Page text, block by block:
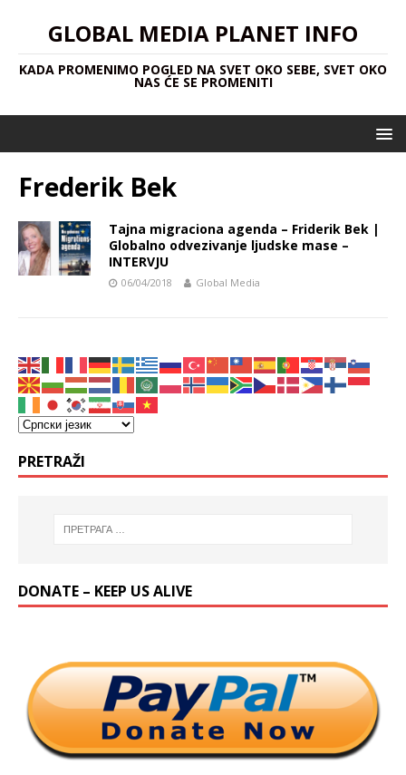
GLOBAL MEDIA PLANET INFO
KADA PROMENIMO POGLED NA SVET OKO SEBE, SVET OKO
NAS ĆE SE PROMENITI
Frederik Bek
Tajna migraciona agenda – Friderik Bek |
Globalno odvezivanje ljudske mase –
INTERVJU
06/04/2018 Global Media
PRETRAŽI
DONATE – KEEP US ALIVE